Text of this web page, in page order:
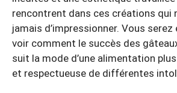
rencontrent dans ces créations qui
jamais d’impressionner. Vous serez
voir comment le succès des
suit la mode d’une alimentation
et respectueuse de différentes